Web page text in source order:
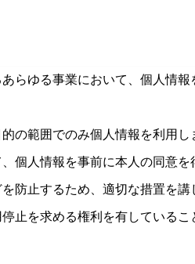
らゆる事業において、個人情報
の範囲でのみ個人情報を利用し
人情報を事前に本人の同意を
防止するため、適切な措置を講
止を求める権利を有している